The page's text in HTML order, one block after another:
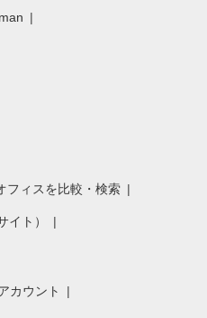
フィスを比較・検索
イト）
カウント